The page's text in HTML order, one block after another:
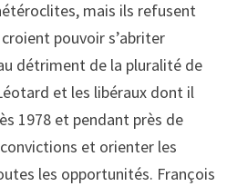
mais ils refusent
pouvoir s’abriter
détriment de la pluralité de
et les libéraux dont il
1978 et pendant près de
et orienter les
les opportunités. François